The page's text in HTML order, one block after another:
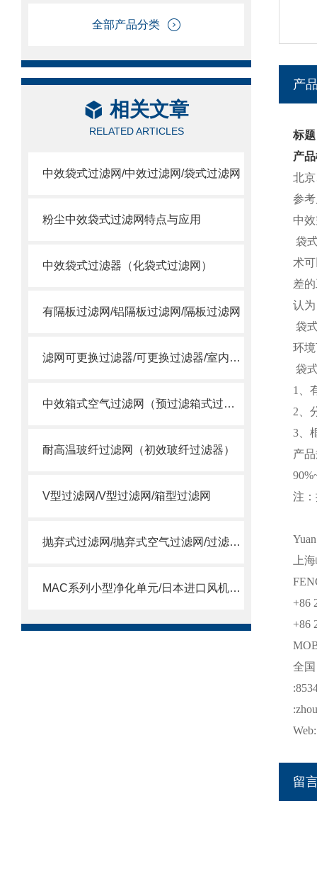
全部产品分类
相关文章
RELATED ARTICLES
中效袋式过滤网/中效过滤网/袋式过滤网
粉尘中效袋式过滤网特点与应用
中效袋式过滤器（化袋式过滤网）
有隔板过滤网/铝隔板过滤网/隔板过滤网
滤网可更换过滤器/可更换过滤器/室内过滤器
中效箱式空气过滤网（预过滤箱式过滤器）
耐高温玻纤过滤网（初效玻纤过滤器）
V型过滤网/V型过滤网/箱型过滤网
抛弃式过滤网/抛弃式空气过滤网/过滤送风口/一体式过滤箱
MAC系列小型净化单元/日本进口风机单元/MAC风机
产
标
产
北
参
中
袋
术
差
认
袋
环
袋
1、
2、
3、
产
注
上
+86
+86
全
留